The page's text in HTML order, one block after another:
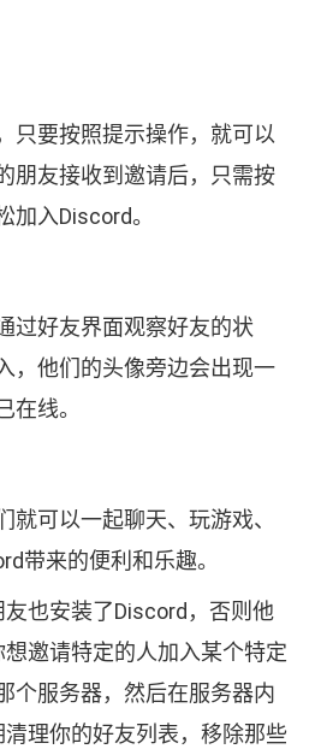
只要按照提示操作，就可以
朋友接收到邀请后，只需按
加入Discord。
过好友界面观察好友的状
，他们的头像旁边会出现一
在线。
就可以一起聊天、玩游戏、
带来的便利和乐趣。
也安装了Discord，否则他
邀请特定的人加入某个特定
个服务器，然后在服务器内
理你的好友列表，移除那些